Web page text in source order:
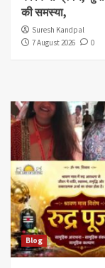
की समस्या,
Suresh Kandpal
7 August 2026
0
Blog